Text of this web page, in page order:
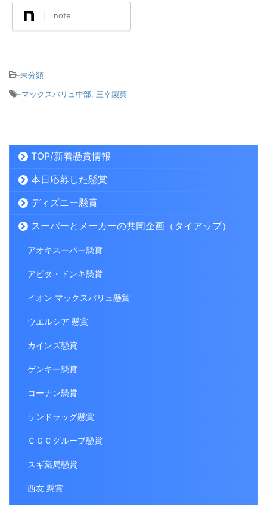
note
-未分類
-マックスバリュ中部 三幸製菓
TOP/新着懸賞情報
本日応募した懸賞
ディズニー懸賞
スーパーとメーカーの共同企画（タイアップ）
アオキスーパー懸賞
アピタ・ドンキ懸賞
イオン マックスバリュ懸賞
ウエルシア 懸賞
カインズ懸賞
ゲンキー懸賞
コーナン懸賞
サンドラッグ懸賞
ＣＧＣグループ懸賞
スギ薬局懸賞
西友 懸賞